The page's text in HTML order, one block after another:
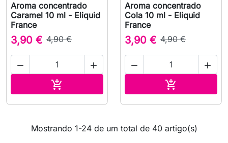
Aroma concentrado
Caramel 10 ml - Eliquid
France
3,90 € 4,90 €
 

Aroma concentrado
Cola 10 ml - Eliquid
France
3,90 € 4,90 €
 

Mostrando 1-24 de um total de 40 artigo(s)